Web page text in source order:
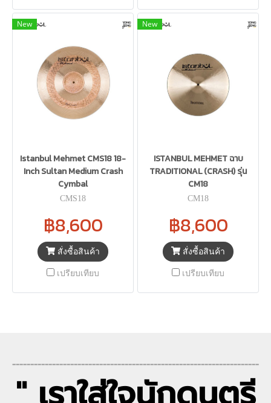
New
Istanbul Mehmet CMS18 18-
Inch Sultan Medium Crash
Cymbal
CMS18
฿8,600
สั่งซื้อสินค้า
เปรียบเทียบ
New
ISTANBUL MEHMET ฉาบ
TRADITIONAL (CRASH) รุ่น
CM18
CM18
฿8,600
สั่งซื้อสินค้า
เปรียบเทียบ
--------------------------------------------------------------------